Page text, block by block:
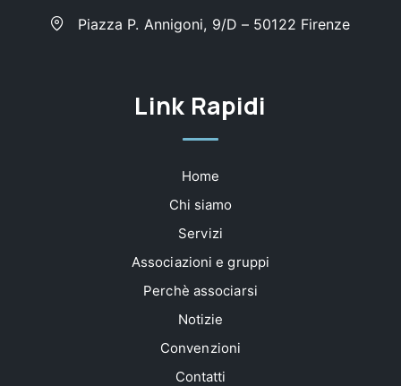
Piazza P. Annigoni, 9/D – 50122 Firenze
Link Rapidi
Home
Chi siamo
Servizi
Associazioni e gruppi
Perchè associarsi
Notizie
Convenzioni
Contatti